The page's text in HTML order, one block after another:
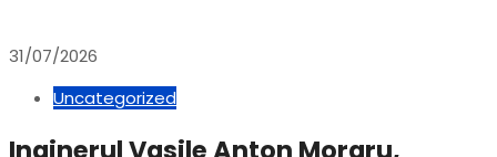
31/07/2026
Uncategorized